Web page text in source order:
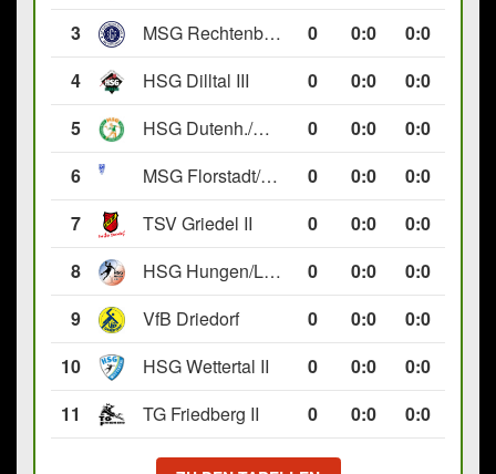
3
MSG Rechtenbach/Wetzlar II 0 0:0
0:0
4
HSG Dilltal III 0 0:0
0:0
5
HSG Dutenh./Münchholzh. IV 0 0:0
0:0
6
MSG Florstadt/Gettenau II 0 0:0
0:0
7
TSV Griedel II 0 0:0
0:0
8
HSG Hungen/Lich II 0 0:0
0:0
9
VfB Driedorf 0 0:0
0:0
10
HSG Wettertal II 0 0:0
0:0
11
TG Friedberg II 0 0:0 0:0